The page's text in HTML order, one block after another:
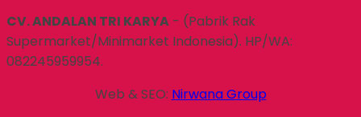
CV. ANDALAN TRI KARYA - (Pabrik Rak
Supermarket/Minimarket Indonesia). HP/WA:
082245959954.
Web & SEO: Nirwana Group